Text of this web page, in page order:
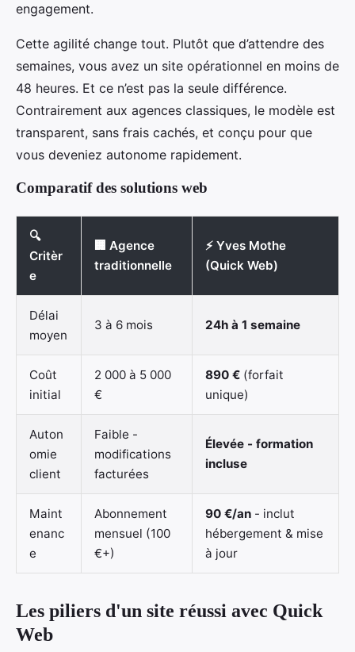
engagement.
Cette agilité change tout. Plutôt que d’attendre des
semaines, vous avez un site opérationnel en moins de
48 heures. Et ce n’est pas la seule différence.
Contrairement aux agences classiques, le modèle est
transparent, sans frais cachés, et conçu pour que
vous deveniez autonome rapidement.
Comparatif des solutions web
🔍
Critèr
e
🏢 Agence
traditionnelle
⚡ Yves Mothe
(Quick Web)
Délai
moyen
3 à 6 mois 24h à 1 semaine
Coût
initial
2 000 à 5 000
€
890 € (forfait
unique)
Auton
omie
client
Faible -
modifications
facturées
Élevée - formation
incluse
Maint
enanc
e
Abonnement
mensuel (100
€+)
90 €/an - inclut
hébergement & mise
à jour
Les piliers d'un site réussi avec Quick
Web